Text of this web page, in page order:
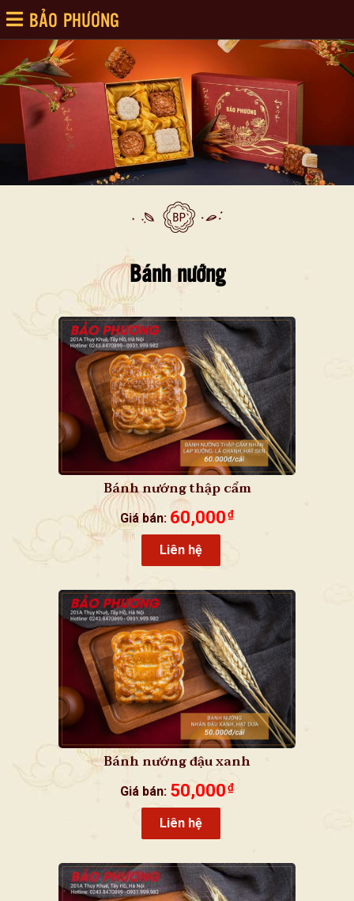
BẢO PHƯƠNG
Bánh nướng
Bánh nướng thập cẩm
Giá bán: 60,000 ₫
Liên hệ
Bánh nướng đậu xanh
Giá bán: 50,000 ₫
Liên hệ